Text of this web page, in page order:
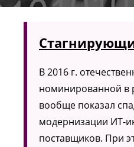
В 2016 г.
номинированной в
вообще показал
модернизации ИТ-
поставщиков. При